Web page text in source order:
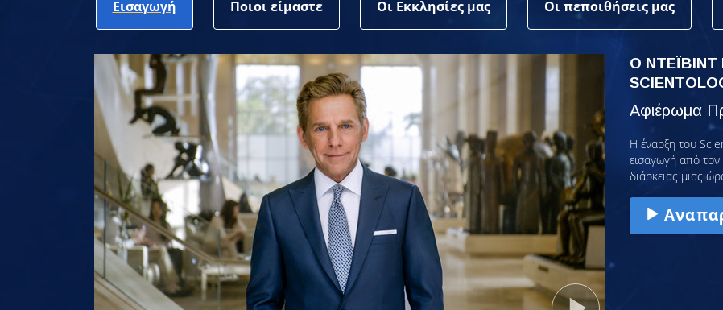
Εισαγωγή Ποιοι είμαστε Οι Εκκλησίες μας Οι πεποιθήσεις μας
Ο
Αφιέρωμα
Η έναρξη του
εισαγωγή από τον
διάρκειας μιας